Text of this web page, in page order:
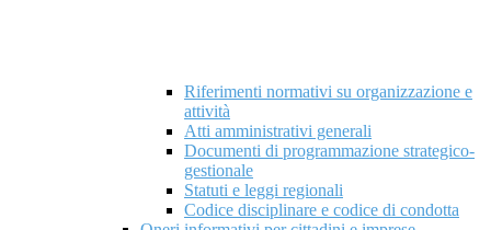
Riferimenti normativi su organizzazione e
attività
Atti amministrativi generali
Documenti di programmazione strategico-
gestionale
Statuti e leggi regionali
Codice disciplinare e codice di condotta